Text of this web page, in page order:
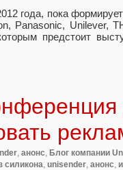
года, пока
Panasonic, Unilever,
предстоит
, анонс, Блог компании
силикона, unisender, анонс,